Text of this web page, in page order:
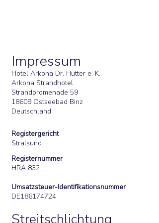
Impressum
Hotel Arkona Dr. Hutter e. K.
Arkona Strandhotel
Strandpromenade 59
18609 Ostseebad Binz
Deutschland
Registergericht
Stralsund
Registernummer
HRA 832
Umsatzsteuer-Identifikationsnummer
DE186174724
Streitschlichtung